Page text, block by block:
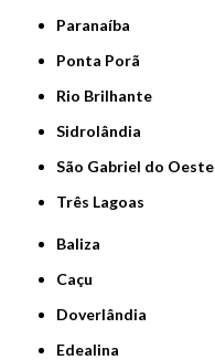
Paranaíba
Ponta Porã
Rio Brilhante
Sidrolândia
São Gabriel do Oeste
Três Lagoas
Baliza
Caçu
Doverlândia
Edealina